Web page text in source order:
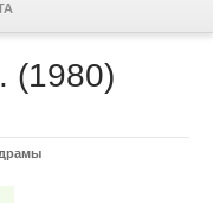
(1980)